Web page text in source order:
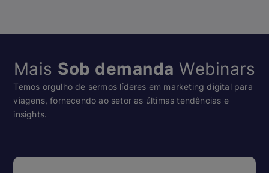
Mais Sob demanda Webinars
Temos orgulho de sermos líderes em marketing digital para
viagens, fornecendo ao setor as últimas tendências e
insights.